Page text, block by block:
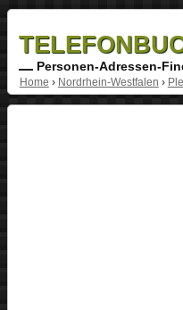
Personen-Adressen-
Home › Nordrhein-Westfalen ›